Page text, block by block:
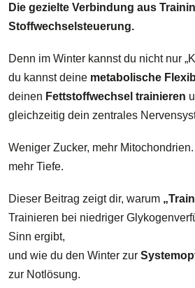
Die gezielte Verbindung aus
Stoffwechselsteuerung.
Denn im Winter kannst du nicht nur
du kannst deine metabolische
deinen Fettstoffwechsel trainieren
gleichzeitig dein zentrales
Weniger Zucker, mehr
mehr Tiefe.
Dieser Beitrag zeigt dir, warum
Trainieren bei niedriger
Sinn ergibt,
und wie du den Winter zur
zur Notlösung.